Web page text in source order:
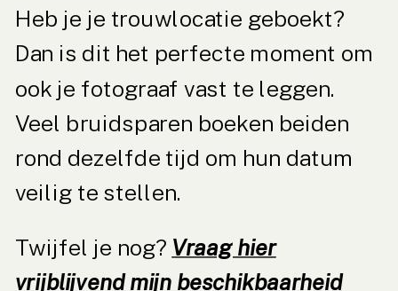
Heb je je trouwlocatie geboekt?
Dan is dit het perfecte moment om
ook je fotograaf vast te leggen.
Veel bruidsparen boeken beiden
rond dezelfde tijd om hun datum
veilig te stellen.
Twijfel je nog? Vraag hier
vrijblijvend mijn beschikbaarheid